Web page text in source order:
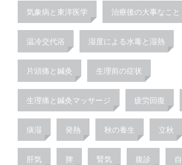
気象病と東洋医学 治療後の大事なこと
温冷交代浴 湿度による水毒と湿熱
片頭痛と鍼灸 生理前の症状
生理痛と鍼灸マッサージ 疲労回復
痰湿 発熱 秋の養生 立秋
肝気 脾 腎気 腹診